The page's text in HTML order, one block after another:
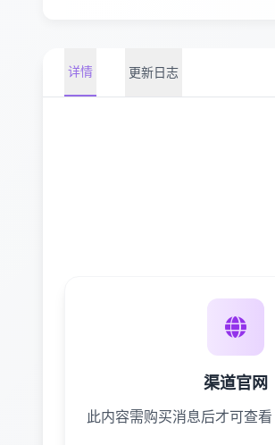
详情 更新日志
渠道官网
此内容需购买消息后才可查看